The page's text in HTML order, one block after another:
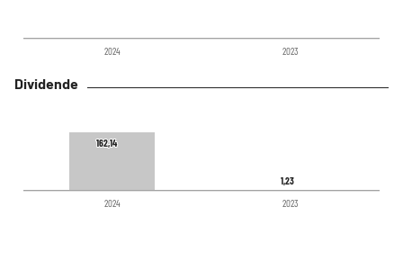
2024 2023
Dividende
162,14
162,14
1,23
1,23
2024
2023